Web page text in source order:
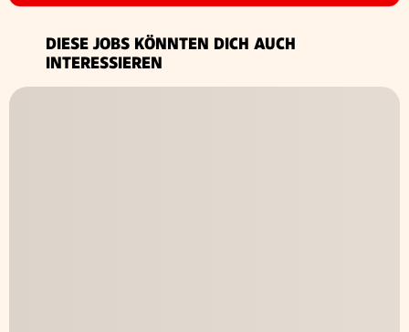
DIESE JOBS KÖNNTEN DICH AUCH
INTERESSIEREN